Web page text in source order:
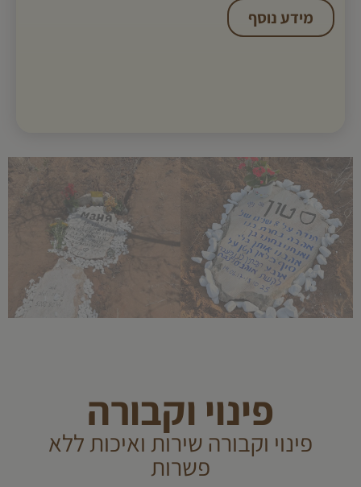
מידע נוסף
פינוי וקבורה
פינוי וקבורה שירות ואיכות ללא
פשרות